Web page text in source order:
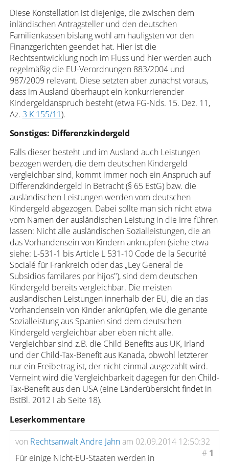
Diese Konstellation ist diejenige, die zwischen dem
inländischen Antragsteller und den deutschen
Familienkassen bislang wohl am häufigsten vor den
Finanzgerichten geendet hat. Hier ist die
Rechtsentwicklung noch im Fluss und hier werden auch
regelmäßig die EU-Verordnungen 883/2004 und
987/2009 relevant. Diese setzten aber zunächst voraus,
dass im Ausland überhaupt ein konkurrierender
Kindergeldanspruch besteht (etwa FG-Nds. 15. Dez. 11,
Az. 3 K 155/11).
Sonstiges: Differenzkindergeld
Falls dieser besteht und im Ausland auch Leistungen
bezogen werden, die dem deutschen Kindergeld
vergleichbar sind, kommt immer noch ein Anspruch auf
Differenzkindergeld in Betracht (§ 65 EstG) bzw. die
ausländischen Leistungen werden vom deutschen
Kindergeld abgezogen. Dabei sollte man sich nicht etwa
vom Namen der ausländischen Leistung in die Irre führen
lassen: Nicht alle ausländischen Sozialleistungen, die an
das Vorhandensein von Kindern anknüpfen (siehe etwa
siehe: L-531-1 bis Article L 531-10 Code de la Securité
Socialé für Frankreich oder das „Ley General de
Subsidios familares por hijos"), sind dem deutschen
Kindergeld bereits vergleichbar. Die meisten
ausländischen Leistungen innerhalb der EU, die an das
Vorhandensein von Kinder anknüpfen, wie die genante
Sozialleistung aus Spanien sind dem deutschen
Kindergeld vergleichbar aber eben nicht alle.
Vergleichbar sind z.B. die Child Benefits aus UK, Irland
und der Child-Tax-Benefit aus Kanada, obwohl letzterer
nur ein Freibetrag ist, der nicht einmal ausgezahlt wird.
Verneint wird die Vergleichbarkeit dagegen für den Child-
Tax-Benefit aus den USA (eine Länderübersicht findet in
BstBl. 2012 I ab Seite 18).
Leserkommentare
von Rechtsanwalt Andre Jahnam 02.09.2014 12:50:32
# 1
Für einige Nicht-EU-Staaten werden in